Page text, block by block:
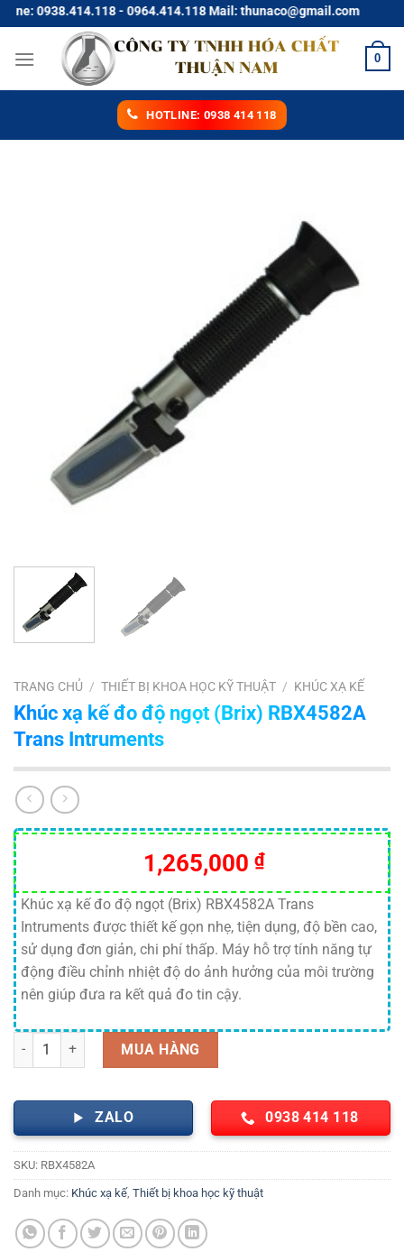
Chuyển
đến
nội
0938.414.118 - 0964.414.118 Mail: thunaco@gmail.com
0
HOTLINE: 0938 414 118
TRANG CHỦ / THIẾT BỊ KHOA HỌC KỸ THUẬT / KHÚC XẠ KẾ
Khúc xạ kế đo độ ngọt (Brix) RBX4582A
Trans Intruments
1,265,000 ₫
Khúc xạ kế đo độ ngọt (Brix) RBX4582A Trans
Intruments được thiết kế gọn nhẹ, tiện dụng, độ bền cao,
sử dụng đơn giản, chi phí thấp. Máy hỗ trợ tính năng tự
động điều chỉnh nhiệt độ do ảnh hưởng của môi trường
nên giúp đưa ra kết quả đo tin cậy.
Khúc xạ kế đo độ ngọt (Brix) RBX4582A Trans Intruments số lượng
MUA HÀNG
ZALO 0938 414 118
SKU: RBX4582A
Danh mục: Khúc xạ kế Thiết bị khoa học kỹ thuật